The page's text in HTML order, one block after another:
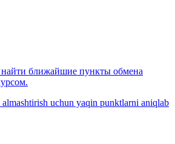
ближайшие пункты обмена
uchun yaqin punktlarni aniqlab